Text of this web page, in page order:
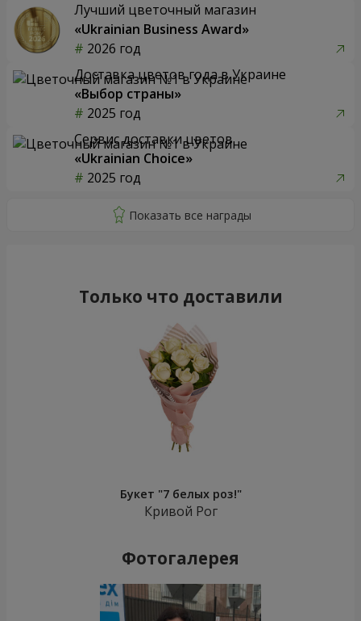
Лучший цветочный магазин
«Ukrainian Business Award»
2026 год
Доставка цветов года в Украине
«Выбор страны»
2025 год
Сервис доставки цветов
«Ukrainian Choice»
2025 год
Только что доставили
Букет "7 белых роз!"
Кривой Рог
Фотогалерея